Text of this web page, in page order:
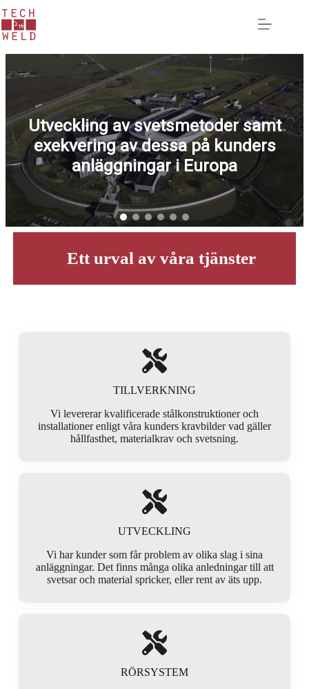
till
innehåll
Utveckling av svetsmetoder samt
exekvering av dessa på kunders
anläggningar i Europa
Ett urval av våra tjänster
TILLVERKNING
Vi levererar kvalificerade stålkonstruktioner och
installationer enligt våra kunders kravbilder vad gäller
hållfasthet, materialkrav och svetsning.
UTVECKLING
Vi har kunder som får problem av olika slag i sina
anläggningar. Det finns många olika anledningar till att
svetsar och material spricker, eller rent av äts upp.
RÖRSYSTEM